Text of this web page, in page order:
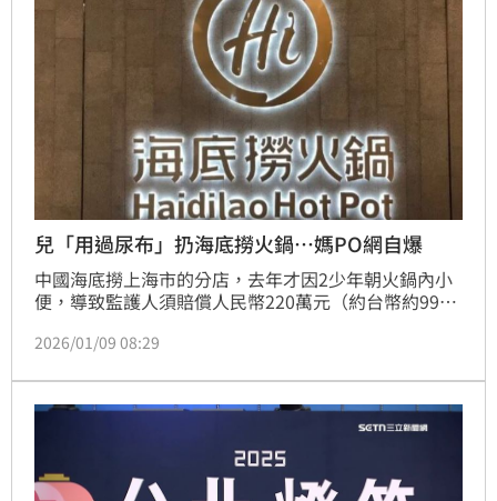
兒「用過尿布」扔海底撈火鍋…媽PO網自爆
中國海底撈上海市的分店，去年才因2少年朝火鍋內小
便，導致監護人須賠償人民幣220萬元（約台幣約994
孩用餐，並在餐桌上換尿布，換完竟把用過尿布直接拋
事後甚至PO上抖音，荒唐行為引發撻伐。網友紛紛留
言力挺店家，喊告並好奇這次求償金額。
2026/01/09 08:29